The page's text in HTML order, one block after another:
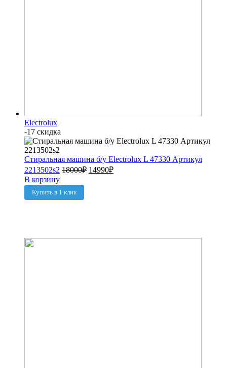
Electrolux
-17 скидка
Стиральная машина б/у Electrolux L 47330 Артикул
2213502s2 18000₽ 14990₽
В корзину
Купить в 1 клик